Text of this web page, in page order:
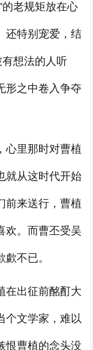
的老规矩放在心
还特别宠爱，结
有想法的人听
形之中卷入争夺
心里那时对曹植
就从这时代开始
前来送行，曹植
欢。而曹丕受吴
不已。
在出征前酩酊大
个文学家，难以
恨曹植的念头没